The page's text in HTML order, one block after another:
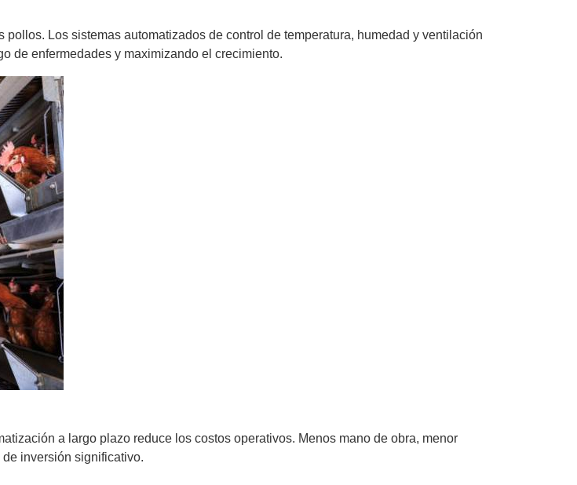
Los sistemas automatizados de control de temperatura, humedad y ventilación
de enfermedades y maximizando el crecimiento.
a largo plazo reduce los costos operativos. Menos mano de obra, menor
inversión significativo.